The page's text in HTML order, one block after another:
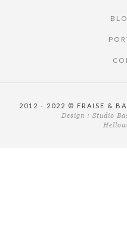
2012 - 2022 © FRAISE &
Design : Studio